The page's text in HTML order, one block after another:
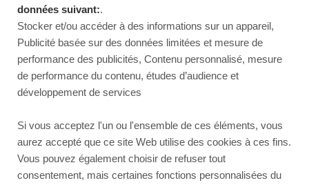
données suivant:.
Stocker et/ou accéder à des informations sur un appareil,
Publicité basée sur des données limitées et mesure de
performance des publicités, Contenu personnalisé, mesure
de performance du contenu, études d’audience et
développement de services
Si vous acceptez l'un ou l'ensemble de ces éléments, vous
aurez accepté que ce site Web utilise des cookies à ces fins.
Vous pouvez également choisir de refuser tout
consentement, mais certaines fonctions personnalisées du
Reload to try again, or go back.
Reload Back